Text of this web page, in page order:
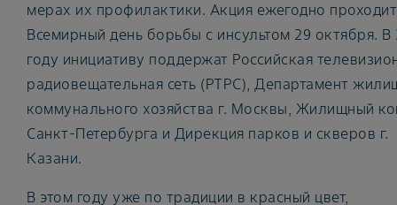
мерах их профилактики. Акция ежегодно
Всемирный день борьбы с инсультом 29 октября. В
году инициативу поддержат Российская
радиовещательная сеть (РТРС), Департамент
коммунального хозяйства г. Москвы, Жилищный
Санкт-Петербурга и Дирекция парков и скверов г.
Казани.
В этом году уже по традиции в красный цвет,